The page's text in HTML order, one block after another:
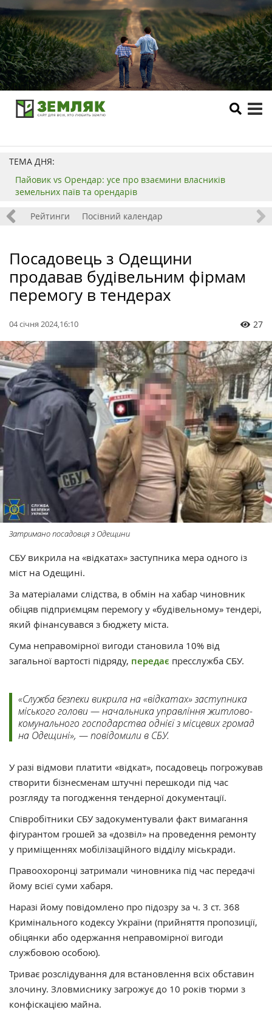
ТЕМА ДНЯ:
Пайовик vs Орендар: усе про взаємини власників
земельних паїв та орендарів
Рейтинги Посівний календар
Посадовець з Одещини
продавав будівельним фірмам
перемогу в тендерах
04 січня 2024,16:10 27
Затримано посадовця з Одещини
СБУ викрила на «відкатах» заступника мера одного із
міст на Одещині.
За матеріалами слідства, в обмін на хабар чиновник
обіцяв підприємцям перемогу у «будівельному» тендері,
який фінансувався з бюджету міста.
Сума неправомірної вигоди становила 10% від
загальної вартості підряду, передає пресслужба СБУ.
«Служба безпеки викрила на «відкатах» заступника
міського голови — начальника управління житлово-
комунального господарства однієї з місцевих громад
на Одещині», — повідомили в СБУ.
У разі відмови платити «відкат», посадовець погрожував
створити бізнесменам штучні перешкоди під час
розгляду та погодження тендерної документації.
Співробітники СБУ задокументували факт вимагання
фігурантом грошей за «дозвіл» на проведення ремонту
у приміщеннях мобілізаційного відділу міськради.
Правоохоронці затримали чиновника під час передачі
йому всієї суми хабаря.
Наразі йому повідомлено про підозру за ч. 3 ст. 368
Кримінального кодексу України (прийняття пропозиції,
обіцянки або одержання неправомірної вигоди
службовою особою).
Триває розслідування для встановлення всіх обставин
злочину. Зловмиснику загрожує до 10 років тюрми з
конфіскацією майна.